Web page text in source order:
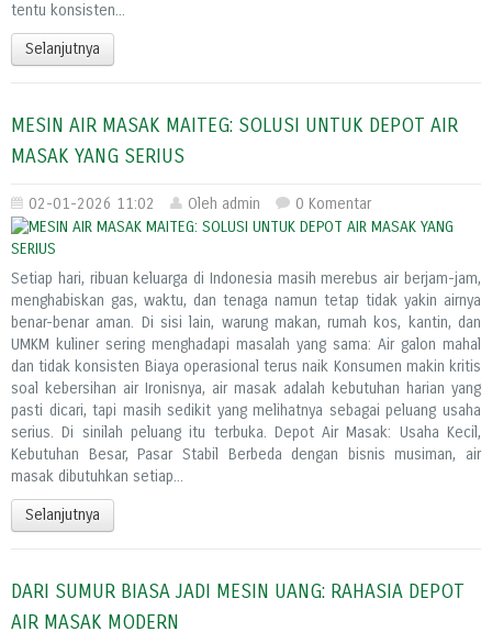
tentu konsisten...
Selanjutnya
MESIN AIR MASAK MAITEG: SOLUSI UNTUK DEPOT AIR
MASAK YANG SERIUS
02-01-2026 11:02 Oleh admin 0 Komentar
Setiap hari, ribuan keluarga di Indonesia masih merebus air berjam-jam,
menghabiskan gas, waktu, dan tenaga namun tetap tidak yakin airnya
benar-benar aman. Di sisi lain, warung makan, rumah kos, kantin, dan
UMKM kuliner sering menghadapi masalah yang sama: Air galon mahal
dan tidak konsisten Biaya operasional terus naik Konsumen makin kritis
soal kebersihan air Ironisnya, air masak adalah kebutuhan harian yang
pasti dicari, tapi masih sedikit yang melihatnya sebagai peluang usaha
serius. Di sinilah peluang itu terbuka. Depot Air Masak: Usaha Kecil,
Kebutuhan Besar, Pasar Stabil Berbeda dengan bisnis musiman, air
masak dibutuhkan setiap...
Selanjutnya
DARI SUMUR BIASA JADI MESIN UANG: RAHASIA DEPOT
AIR MASAK MODERN